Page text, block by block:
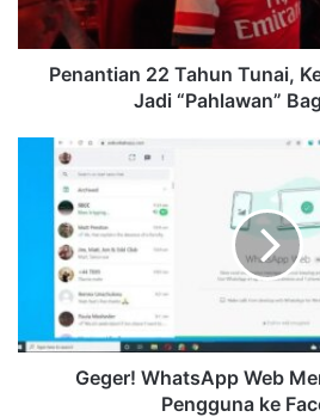
Penantian 22 Tahun Tunai,
Jadi “Pahlawan”
Geger! WhatsApp Web
Pengguna ke